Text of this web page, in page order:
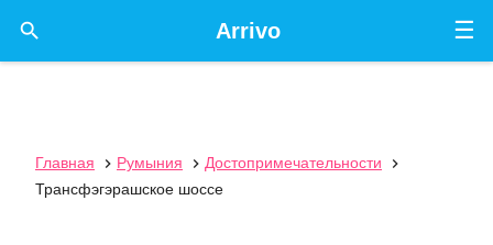
☰
Arrivo

Главная  Румыния  Достопримечательности

Трансфэгэрашское шоссе